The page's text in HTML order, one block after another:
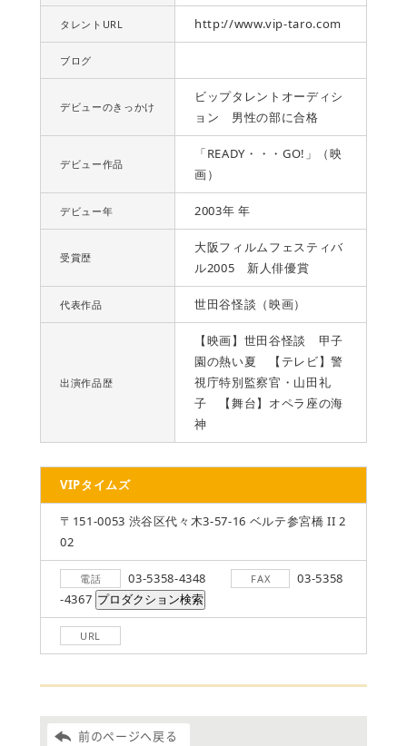
タレントURL http://www.vip-taro.com
ブログ
デビューのきっかけ
ビップタレントオーディシ
ョン 男性の部に合格
デビュー作品
「READY・・・GO!」（映
画）
デビュー年 2003年 年
受賞歴
大阪フィルムフェスティバ
ル2005 新人俳優賞
代表作品 世田谷怪談（映画）
出演作品歴
【映画】世田谷怪談 甲子
園の熱い夏 【テレビ】警
視庁特別監察官・山田礼
子 【舞台】オペラ座の海
神
VIPタイムズ
〒151-0053 渋谷区代々木3-57-16 ベルテ参宮橋 II 2
02
電話 03-5358-4348 FAX
03-5358
-4367
URL
前のページへ戻る